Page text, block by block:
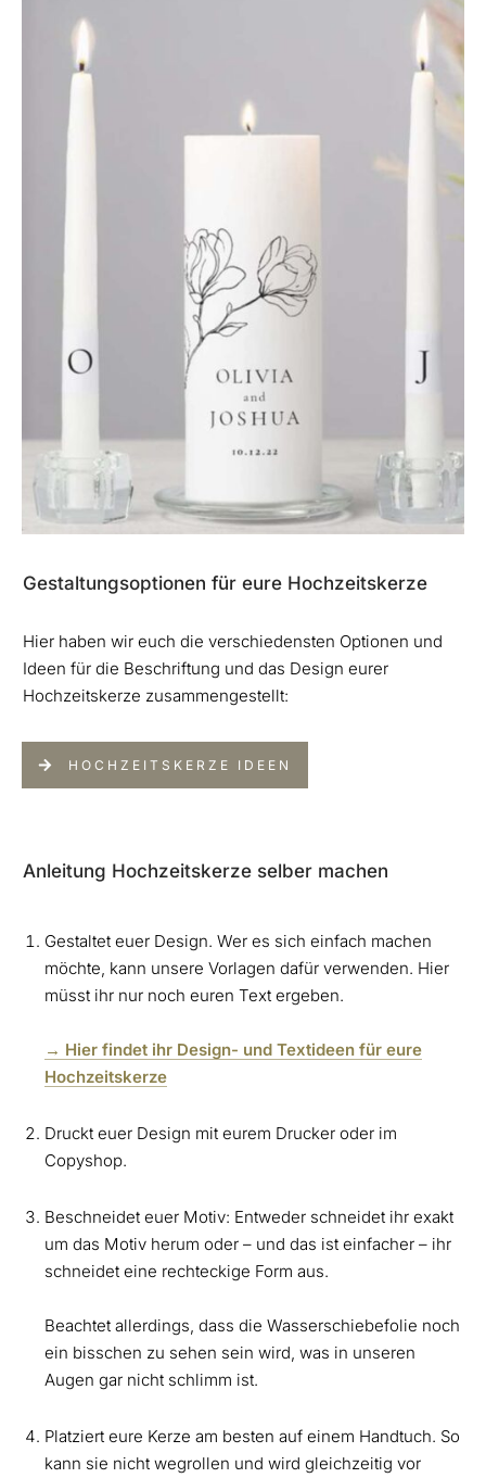
Gestaltungsoptionen für eure Hochzeitskerze
Hier haben wir euch die verschiedensten Optionen und
Ideen für die Beschriftung und das Design eurer
Hochzeitskerze zusammengestellt:
HOCHZEITSKERZE IDEEN
Anleitung Hochzeitskerze selber machen
Gestaltet euer Design. Wer es sich einfach machen
möchte, kann unsere Vorlagen dafür verwenden. Hier
müsst ihr nur noch euren Text ergeben.
→ Hier findet ihr Design- und Textideen für eure
Hochzeitskerze
Druckt euer Design mit eurem Drucker oder im
Copyshop.
Beschneidet euer Motiv: Entweder schneidet ihr exakt
um das Motiv herum oder – und das ist einfacher – ihr
schneidet eine rechteckige Form aus.
Beachtet allerdings, dass die Wasserschiebefolie noch
ein bisschen zu sehen sein wird, was in unseren
Augen gar nicht schlimm ist.
Platziert eure Kerze am besten auf einem Handtuch. So
kann sie nicht wegrollen und wird gleichzeitig vor